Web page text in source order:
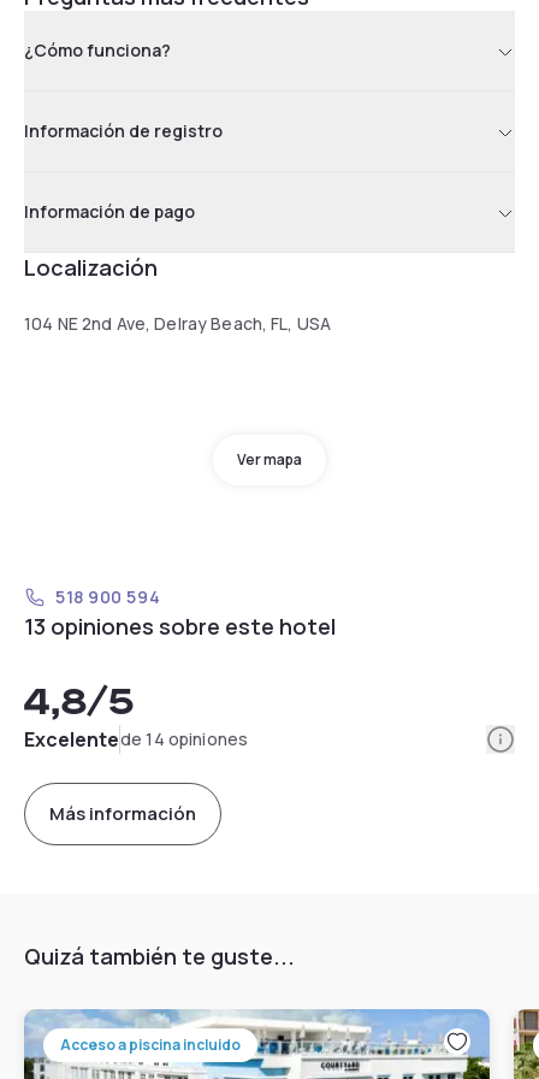
¿Cómo funciona?
Información de registro
Información de pago
Localización
104 NE 2nd Ave, Delray Beach, FL, USA
Ver mapa
518 900 594
13 opiniones sobre este hotel
4,8/5
Excelentede 14 opiniones
Más información
Quizá también te guste...
Acceso a piscina incluido